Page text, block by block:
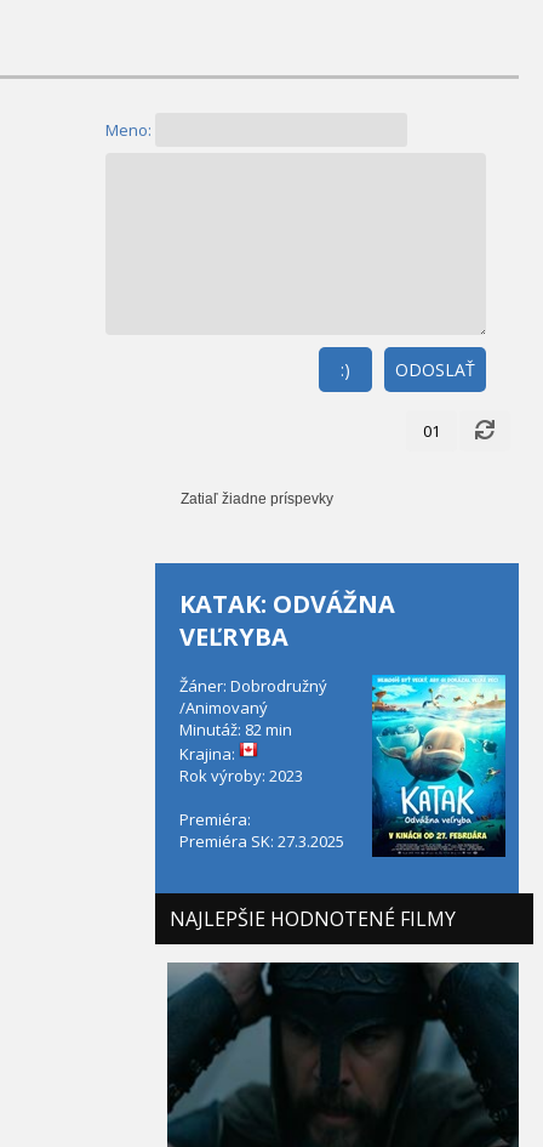
Meno:
ODOSLAŤ
:)
01
Zatiaľ žiadne príspevky
KATAK: ODVÁŽNA
VEĽRYBA
Žáner: Dobrodružný
/Animovaný
Minutáž: 82 min
Krajina:
Rok výroby: 2023
Premiéra:
Premiéra SK: 27.3.2025
NAJLEPŠIE HODNOTENÉ FILMY